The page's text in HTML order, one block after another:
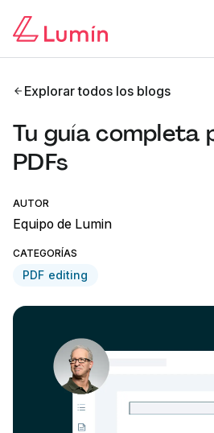
Explorar todos los blogs
Tu guía completa
PDFs
AUTOR
Equipo de Lumin
CATEGORÍAS
PDF editing